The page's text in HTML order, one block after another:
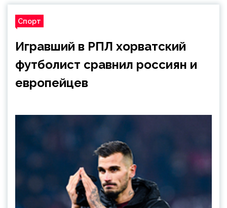
Спорт
Игравший в РПЛ хорватский
футболист сравнил россиян и
европейцев